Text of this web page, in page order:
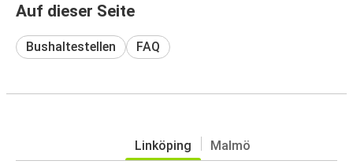
Auf dieser Seite
Bushaltestellen FAQ
Linköping Malmö